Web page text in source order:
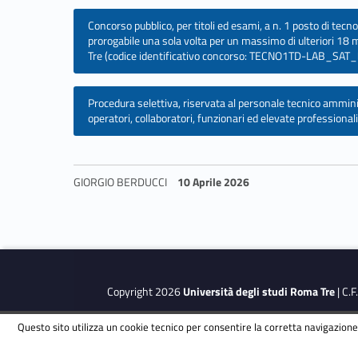
T
A
B
2
0
5
Concorso pubblico, per titoli ed esami, a n. 1 posto di
prorogabile una sola volta per un massimo di ulteriori 18
Tre (codice identificativo concorso: TECNO1TD-
Procedura selettiva, riservata al personale tecnico
operatori, collaboratori, funzionari ed elevate
GIORGIO BERDUCCI 10 Aprile 2026
Copyright 2026Università degli studi Roma Tre|
Questo sito utilizza un cookie tecnico per consentire la corretta